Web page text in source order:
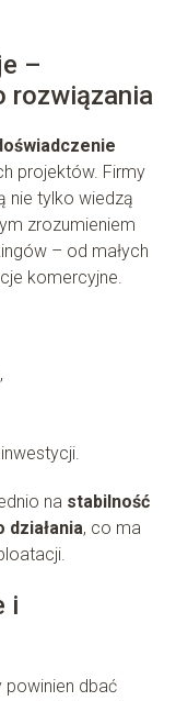
–
rozwiązania
projektów. Firmy
nie tylko wiedzą
zrozumieniem
– od małych
komercyjne.
na stabilność
, co ma
i
dbać